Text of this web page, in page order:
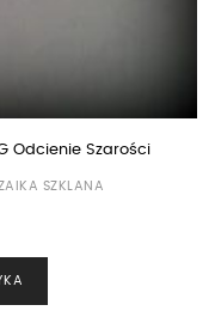
Odcienie Szarości
SZKLANA